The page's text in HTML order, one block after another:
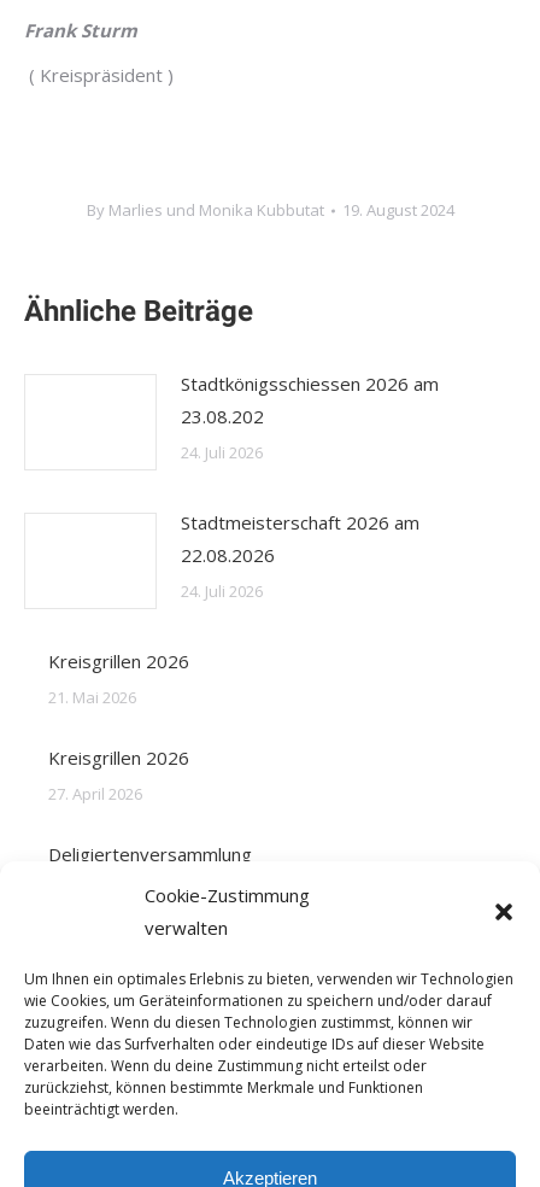
Cookie-Zustimmung
verwalten
Um Ihnen ein optimales Erlebnis zu bieten, verwenden wir Technologien
wie Cookies, um Geräteinformationen zu speichern und/oder darauf
zuzugreifen. Wenn du diesen Technologien zustimmst, können wir
Daten wie das Surfverhalten oder eindeutige IDs auf dieser Website
verarbeiten. Wenn du deine Zustimmung nicht erteilst oder
zurückziehst, können bestimmte Merkmale und Funktionen
beeinträchtigt werden.
Akzeptieren
Frank Sturm
( Kreispräsident )
By Marlies und Monika Kubbutat 19. August 2024
Ähnliche Beiträge
Stadtkönigsschiessen 2026 am
23.08.202
24. Juli 2026
Stadtmeisterschaft 2026 am
22.08.2026
24. Juli 2026
Kreisgrillen 2026
21. Mai 2026
Kreisgrillen 2026
27. April 2026
Deligiertenversammlung
31. März 2026
31. März 2026
© 2023 – Schützenkreis Bremerhaven e.V.